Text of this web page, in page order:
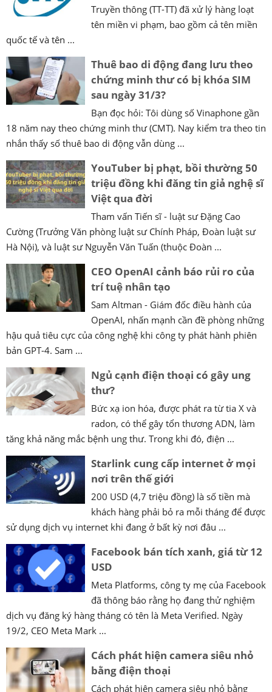
Truyền thông (TT-TT) đã xử lý hàng loạt
tên miền vi phạm, bao gồm cả tên miền
quốc tế và tên ...
Thuê bao di động đang lưu theo
chứng minh thư có bị khóa SIM
sau ngày 31/3?
Bạn đọc hỏi: Tôi dùng số Vinaphone gần
18 năm nay theo chứng minh thư (CMT). Nay kiểm tra theo tin
nhắn thấy số thuê bao di động vẫn dùng ...
YouTuber bị phạt, bồi thường 50
triệu đồng khi đăng tin giả nghệ sĩ
Việt qua đời
Tham vấn Tiến sĩ - luật sư Đặng Cao
Cường (Trưởng Văn phòng luật sư Chính Pháp, Đoàn luật sư
Hà Nội), và luật sư Nguyễn Văn Tuấn (thuộc Đoàn ...
CEO OpenAI cảnh báo rủi ro của
trí tuệ nhân tạo
Sam Altman - Giám đốc điều hành của
OpenAI, nhấn mạnh cần đề phòng những
hậu quả tiêu cực của công nghệ khi công ty phát hành phiên
bản GPT-4. Sam ...
Ngủ cạnh điện thoại có gây ung
thư?
Bức xạ ion hóa, được phát ra từ tia X và
radon, có thể gây tổn thương ADN, làm
tăng khả năng mắc bệnh ung thư. Trong khi đó, điện ...
Starlink cung cấp internet ở mọi
nơi trên thế giới
200 USD (4,7 triệu đồng) là số tiền mà
khách hàng phải bỏ ra mỗi tháng để được
sử dụng dịch vụ internet khi đang ở bất kỳ nơi đâu ...
Facebook bán tích xanh, giá từ 12
USD
Meta Platforms, công ty mẹ của Facebook
đã thông báo rằng họ đang thử nghiệm
dịch vụ đăng ký hàng tháng có tên là Meta Verified. Ngày
19/2, CEO Meta Mark ...
Cách phát hiện camera siêu nhỏ
bằng điện thoại
Cách phát hiện camera siêu nhỏ bằng